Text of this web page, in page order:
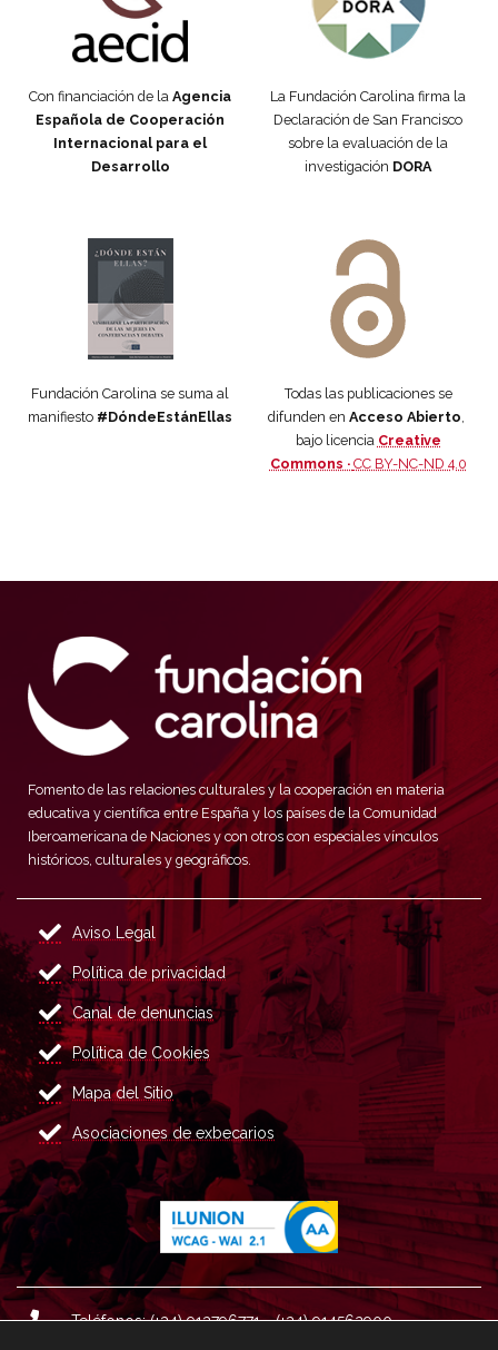
Con financiación de la Agencia
Española de Cooperación
Internacional para el
Desarrollo
La Fundación Carolina firma la
Declaración de San Francisco
sobre la evaluación de la
investigación DORA
Fundación Carolina se suma al
manifiesto #DóndeEstánEllas
Todas las publicaciones se
difunden en Acceso Abierto,
bajo licencia Creative
Commons · CC BY-NC-ND 4.0
Fomento de las relaciones culturales y la cooperación en materia
educativa y científica entre España y los países de la Comunidad
Iberoamericana de Naciones y con otros con especiales vínculos
históricos, culturales y geográficos.
Aviso Legal
Política de privacidad
Canal de denuncias
Política de Cookies
Mapa del Sitio
Asociaciones de exbecarios
Teléfonos: (+34) 913796771 - (+34) 914562900